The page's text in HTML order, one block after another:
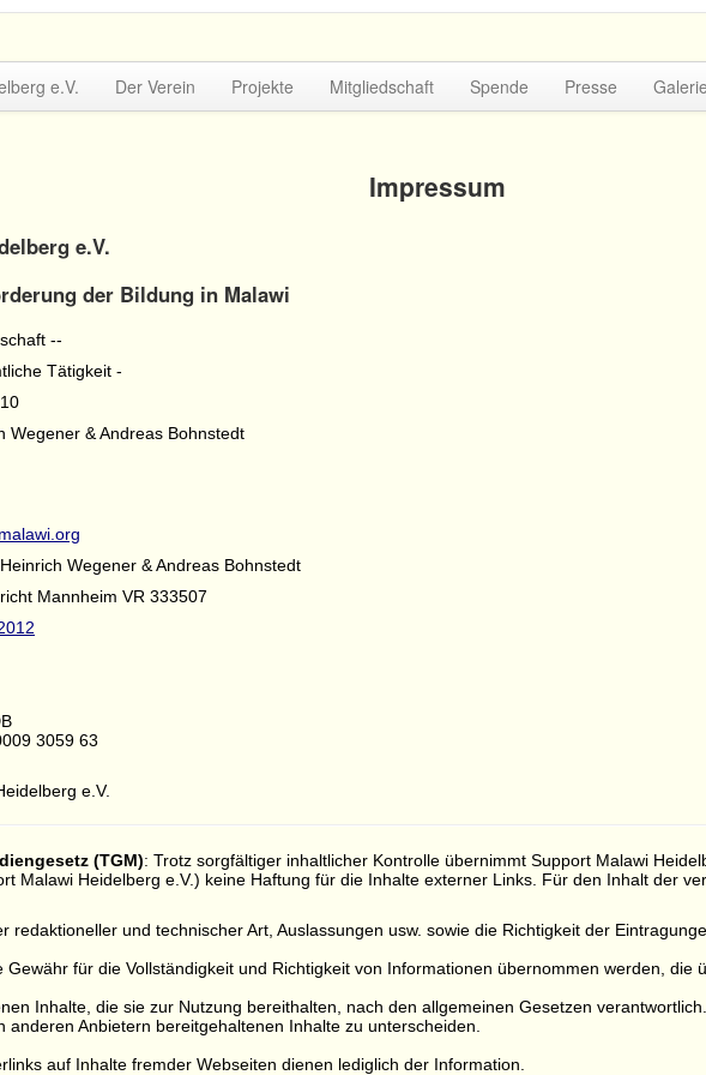
e.V. Der Verein Projekte Mitgliedschaft Spende Presse Galerie
Impressum
e.V.
der Bildung in Malawi
--
Tätigkeit -
Wegener & Andreas Bohnstedt
Wegener & Andreas Bohnstedt
Mannheim VR 333507
3059 63
e.V.
(TGM): Trotz sorgfältiger inhaltlicher Kontrolle übernimmt Support Malawi
Malawi Heidelberg e.V.) keine Haftung für die Inhalte externer Links. Für den Inhalt der
redaktioneller und technischer Art, Auslassungen usw. sowie die Richtigkeit der
Gewähr für die Vollständigkeit und Richtigkeit von Informationen übernommen werden, die
Inhalte, die sie zur Nutzung bereithalten, nach den allgemeinen Gesetzen
anderen Anbietern bereitgehaltenen Inhalte zu unterscheiden.
auf Inhalte fremder Webseiten dienen lediglich der Information.